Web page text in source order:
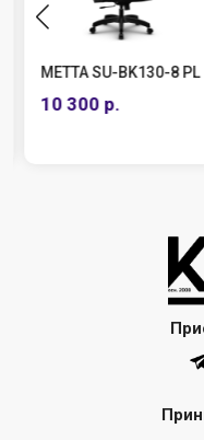
МЕТТА SU-BK130-8 PL
10 300 р.